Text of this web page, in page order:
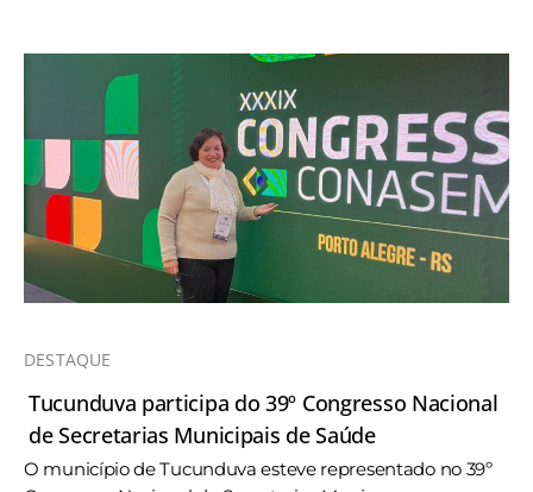
DESTAQUE
Tucunduva participa do 39º Congresso Nacional
de Secretarias Municipais de Saúde
O município de Tucunduva esteve representado no 39º